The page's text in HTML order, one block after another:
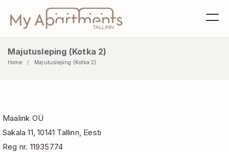
Majutusleping (Kotka 2)
Home Majutusleping (Kotka 2)
Maalink OÜ
Sakala 11, 10141 Tallinn, Eesti
Reg nr. 11935774